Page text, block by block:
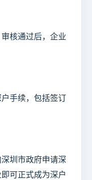
核通过后，企业
手续，包括签订
圳市政府申请深
可正式成为深户